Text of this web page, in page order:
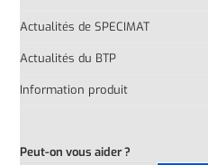
Actualités de SPECIMAT
Actualités du BTP
Information produit
Peut-on vous aider ?